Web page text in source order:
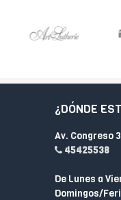
¿DÓNDE
Av. Congreso
45425538
De Lunes a
Domingos/